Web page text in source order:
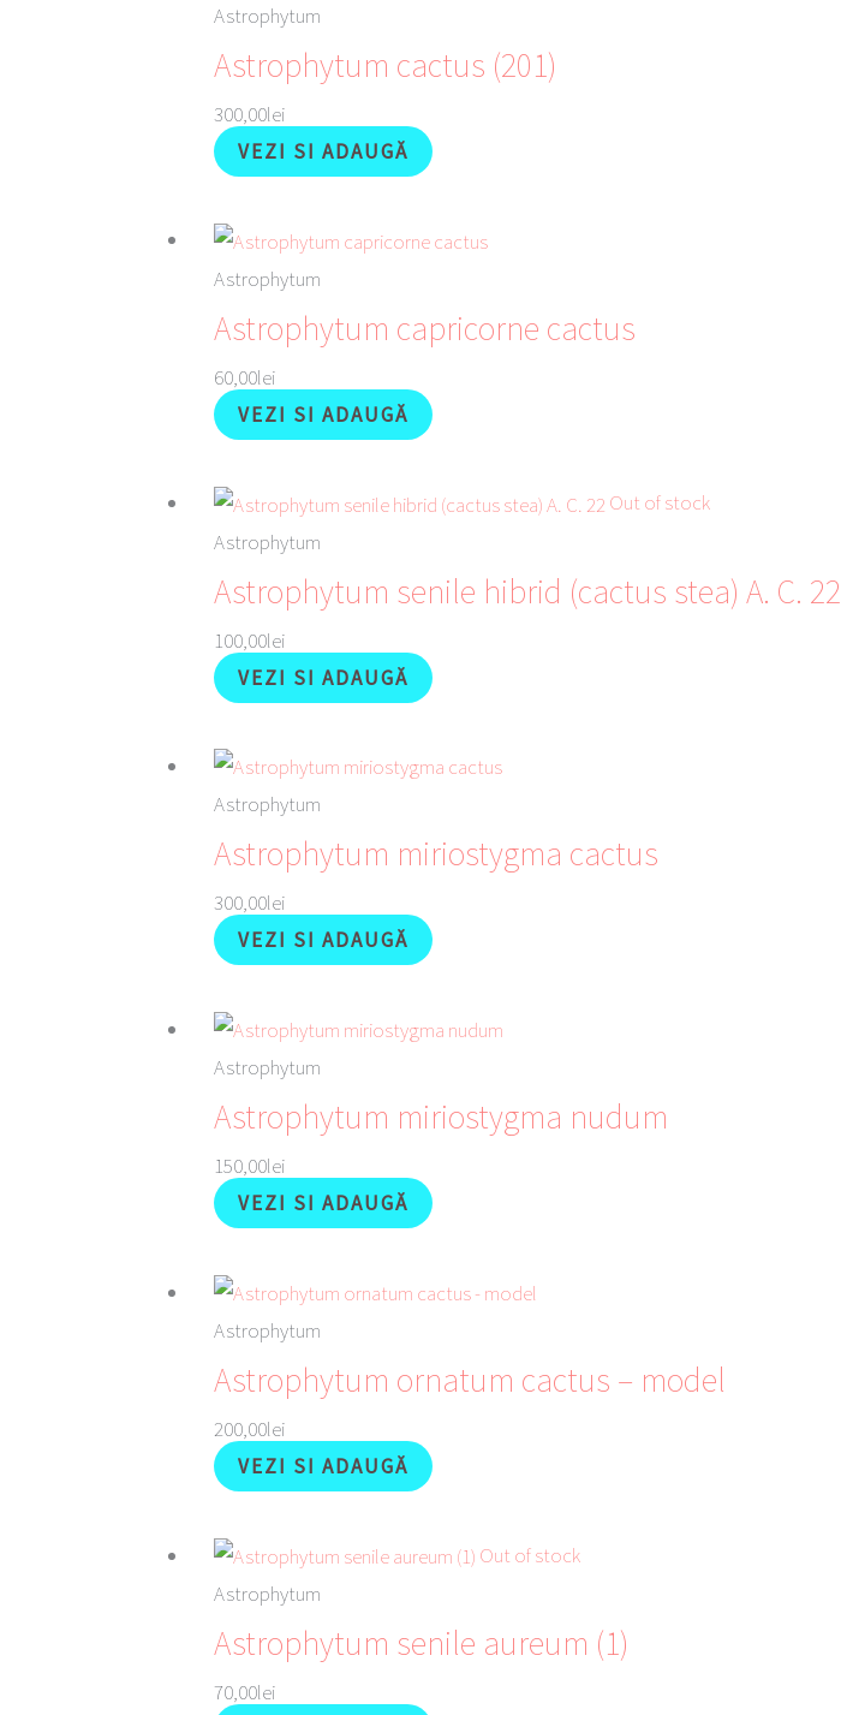
Astrophytum
Astrophytum cactus (201)
300,00lei
VEZI SI ADAUGĂ
Astrophytum
Astrophytum capricorne cactus
60,00lei
VEZI SI ADAUGĂ
Out of stock
Astrophytum
Astrophytum senile hibrid (cactus stea) A. C. 22
100,00lei
VEZI SI ADAUGĂ
Astrophytum
Astrophytum miriostygma cactus
300,00lei
VEZI SI ADAUGĂ
Astrophytum
Astrophytum miriostygma nudum
150,00lei
VEZI SI ADAUGĂ
Astrophytum
Astrophytum ornatum cactus – model
200,00lei
VEZI SI ADAUGĂ
Out of stock
Astrophytum
Astrophytum senile aureum (1)
70,00lei